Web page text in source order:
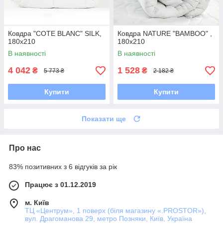
Ковдра "COTE BLANC" SILK,
180x210
В наявності
4 042 ₴ 5 773 ₴
Купити
Ковдра NATURE "BAMBOO" ,
180x210
В наявності
1 528 ₴ 2 182 ₴
Купити
Показати ще
Про нас
83% позитивних з 6 відгуків за рік
Працює з 01.12.2019
м. Київ
ТЦ «Центрум», 1 поверх (біля магазину «.PROSTOR»),
вул. Драгоманова 29, метро Позняки, Київ, Україна